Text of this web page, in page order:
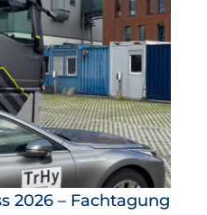
2026 – Fachtagung